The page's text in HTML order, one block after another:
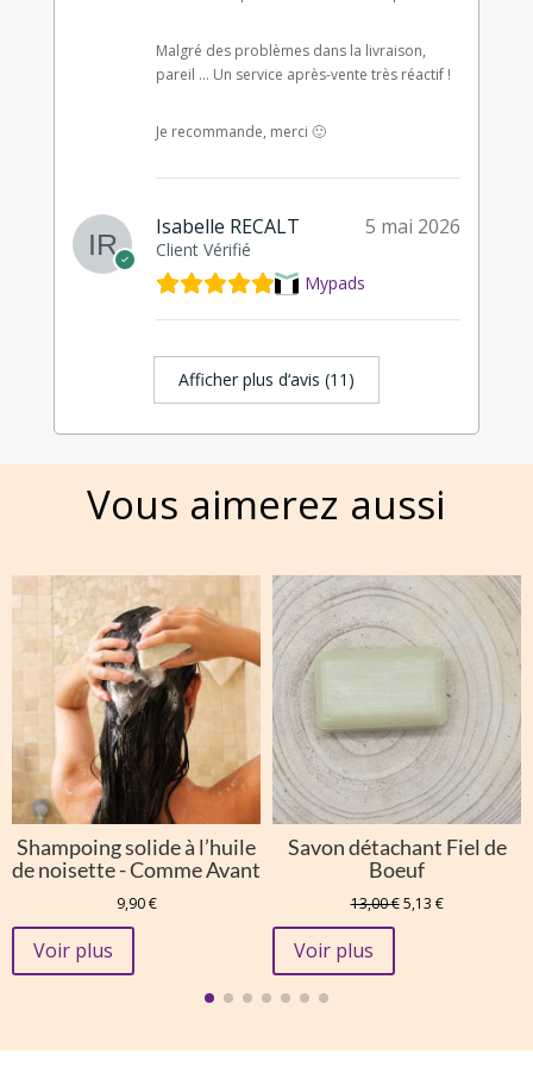
Malgré des problèmes dans la livraison,
pareil … Un service après-vente très réactif !
Je recommande, merci 🙂
Isabelle RECALT
Client Vérifié
5 mai 2026
Mypads
Afficher plus d‘avis (11)
Vous aimerez aussi
Shampoing solide à l’huile
de noisette - Comme Avant
9,90€
Voir plus
Savon détachant Fiel de
Boeuf
13,00€ Le
5,13 €Le
Voir plus